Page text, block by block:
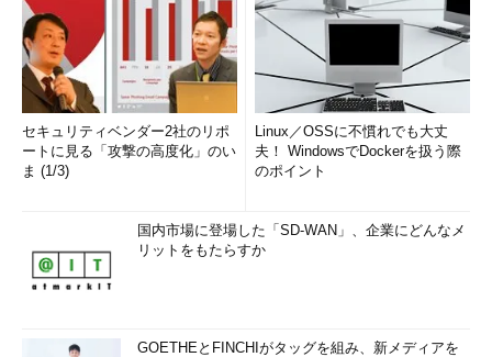
セキュリティベンダー2社のリポ
ートに見る「攻撃の高度化」のい
ま (1/3)
Linux／OSSに不慣れでも大丈
夫！ WindowsでDockerを扱う際
のポイント
国内市場に登場した「SD-WAN」、企業にどんなメ
リットをもたらすか
GOETHEとFINCHIがタッグを組み、新メディアを